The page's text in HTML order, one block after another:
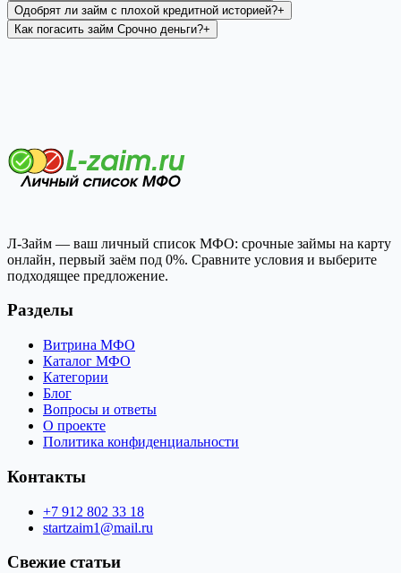
Одобрят ли займ с плохой кредитной историей?+
Как погасить займ Срочно деньги?+
Л-Займ — ваш личный список МФО: срочные займы на карту
онлайн, первый заём под 0%. Сравните условия и выберите
подходящее предложение.
Разделы
Витрина МФО
Каталог МФО
Категории
Блог
Вопросы и ответы
О проекте
Политика конфиденциальности
Контакты
+7 912 802 33 18
startzaim1@mail.ru
Свежие статьи